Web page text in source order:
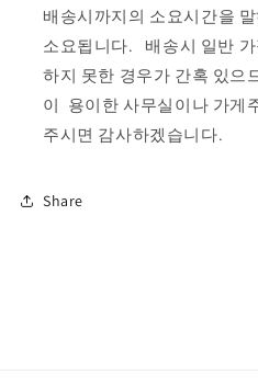
배송시까지의 소요시간을
소요됩니다. 배송시 일반 가
하지 못한 경우가 간혹 있으
이 용이한 사무실이나 가게
주시면 감사하겠습니다.
Share